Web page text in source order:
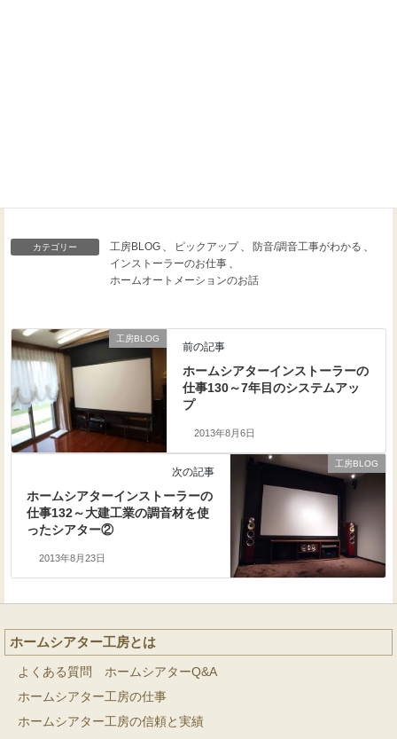
カテゴリー 工房BLOG 、 ピックアップ 、 防音/調音工事がわかる 、
インストーラーのお仕事 、
ホームオートメーションのお話
工房BLOG
前の記事
ホームシアターインストーラーの
仕事130～7年目のシステムアッ
プ
2013年8月6日
工房BLOG
次の記事
ホームシアターインストーラーの
仕事132～大建工業の調音材を使
ったシアター②
2013年8月23日
ホームシアター工房とは
よくある質問 ホームシアターQ&A
ホームシアター工房の仕事
ホームシアター工房の信頼と実績